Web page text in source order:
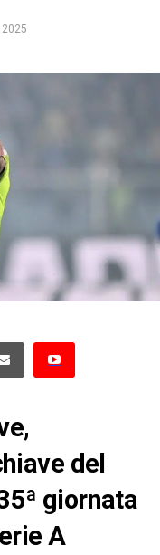
del
giornata
A